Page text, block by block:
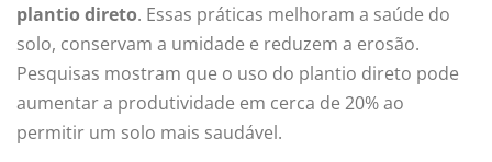
plantio direto. Essas práticas melhoram a saúde do
solo, conservam a umidade e reduzem a erosão.
Pesquisas mostram que o uso do plantio direto pode
aumentar a produtividade em cerca de 20% ao
permitir um solo mais saudável.